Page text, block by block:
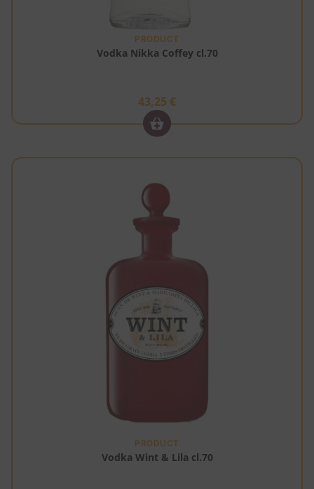
PRODUCT
Vodka Nikka Coffey cl.70
43,25 €
PRODUCT
Vodka Wint & Lila cl.70